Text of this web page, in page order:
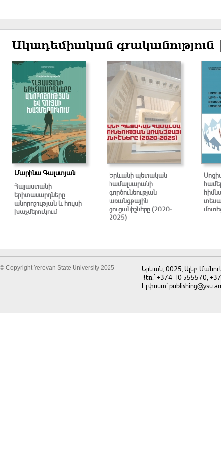
Ակադեմիական
Մարինա Գալստյան
Հայաստանի
երիտասարդները
անորոշության և հույսի
խաչմերուկում
Երևանի պետական
համալսարանի
գործունեության
առանցքային
ցուցանիշները (2020-
2025)
© Copyright Yerevan State University 2025
Երևան, 0025, Ալեք
Հեռ.` +374 10 555570,
Էլ.փոստ`